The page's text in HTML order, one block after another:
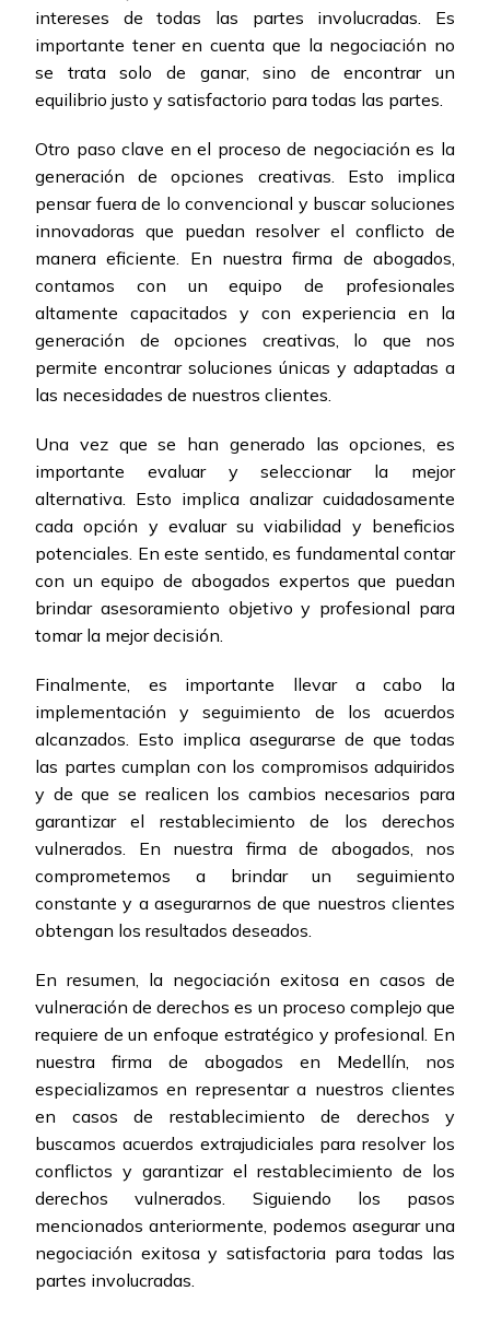
intereses de todas las partes involucradas. Es
importante tener en cuenta que la negociación no
se trata solo de ganar, sino de encontrar un
equilibrio justo y satisfactorio para todas las partes.
Otro paso clave en el proceso de negociación es la
generación de opciones creativas. Esto implica
pensar fuera de lo convencional y buscar soluciones
innovadoras que puedan resolver el conflicto de
manera eficiente. En nuestra firma de abogados,
contamos con un equipo de profesionales
altamente capacitados y con experiencia en la
generación de opciones creativas, lo que nos
permite encontrar soluciones únicas y adaptadas a
las necesidades de nuestros clientes.
Una vez que se han generado las opciones, es
importante evaluar y seleccionar la mejor
alternativa. Esto implica analizar cuidadosamente
cada opción y evaluar su viabilidad y beneficios
potenciales. En este sentido, es fundamental contar
con un equipo de abogados expertos que puedan
brindar asesoramiento objetivo y profesional para
tomar la mejor decisión.
Finalmente, es importante llevar a cabo la
implementación y seguimiento de los acuerdos
alcanzados. Esto implica asegurarse de que todas
las partes cumplan con los compromisos adquiridos
y de que se realicen los cambios necesarios para
garantizar el restablecimiento de los derechos
vulnerados. En nuestra firma de abogados, nos
comprometemos a brindar un seguimiento
constante y a asegurarnos de que nuestros clientes
obtengan los resultados deseados.
En resumen, la negociación exitosa en casos de
vulneración de derechos es un proceso complejo que
requiere de un enfoque estratégico y profesional. En
nuestra firma de abogados en Medellín, nos
especializamos en representar a nuestros clientes
en casos de restablecimiento de derechos y
buscamos acuerdos extrajudiciales para resolver los
conflictos y garantizar el restablecimiento de los
derechos vulnerados. Siguiendo los pasos
mencionados anteriormente, podemos asegurar una
negociación exitosa y satisfactoria para todas las
partes involucradas.